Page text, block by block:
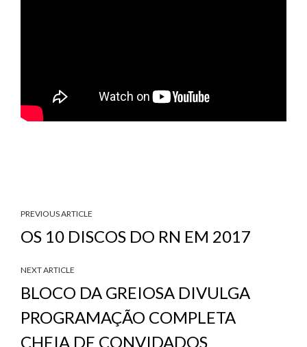
PREVIOUS ARTICLE
OS 10 DISCOS DO RN EM 2017
NEXT ARTICLE
BLOCO DA GREIOSA DIVULGA
PROGRAMAÇÃO COMPLETA
CHEIA DE CONVIDADOS